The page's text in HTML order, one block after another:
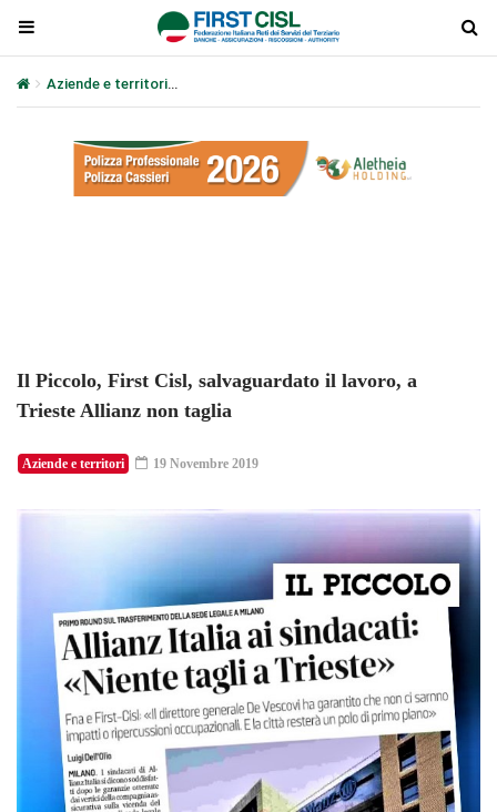
Aziende e territori
Il Piccolo, First Cisl, salvaguardato il lavoro, a
Trieste Allianz non taglia
Aziende e territori 19 Novembre 2019